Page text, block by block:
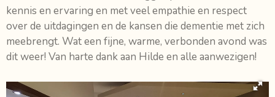
kennis en ervaring en met veel empathie en respect
over de uitdagingen en de kansen die dementie met zich
meebrengt. Wat een fijne, warme, verbonden avond was
dit weer! Van harte dank aan Hilde en alle aanwezigen!